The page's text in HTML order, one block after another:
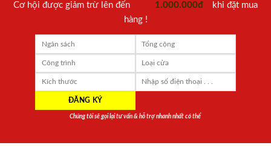
Cơ hội được giảm trừ lên đến 1.000.000đ
khi đặt mua
hàng !
Chúng tôi sẽ gọi lại tư vấn & hỗ trợ nhanh nhất có thể